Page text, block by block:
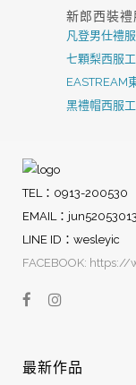
新郎西裝
凡登男仕禮服
七顆梨西服
EASTREAM
黑禮帽西服
TEL：0913-200530
EMAIL：
LINE ID：wesleyic
FACEBOOK:
最新作品